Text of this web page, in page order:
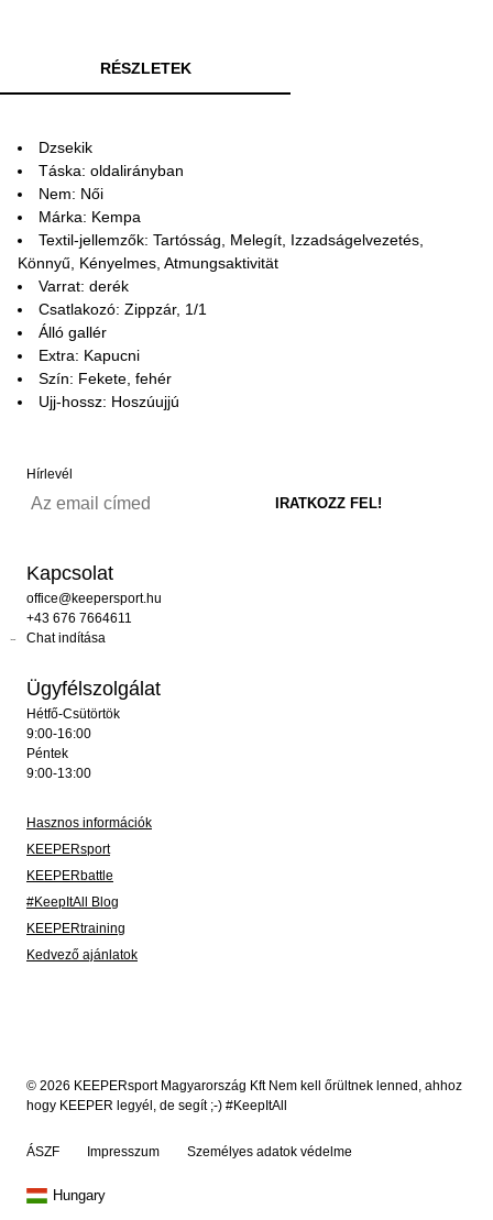
RÉSZLETEK
Dzsekik
Táska: oldalirányban
Nem: Női
Márka: Kempa
Textil-jellemzők: Tartósság, Melegít, Izzadságelvezetés,
Könnyű, Kényelmes, Atmungsaktivität
Varrat: derék
Csatlakozó: Zippzár, 1/1
Álló gallér
Extra: Kapucni
Szín: Fekete, fehér
Ujj-hossz: Hoszúujjú
Hírlevél
Kapcsolat
office@keepersport.hu
+43 676 7664611
Chat indítása
Ügyfélszolgálat
Hétfő-Csütörtök
9:00-16:00
Péntek
9:00-13:00
Hasznos információk
KEEPERsport
KEEPERbattle
#KeepItAll Blog
KEEPERtraining
Kedvező ajánlatok
© 2026 KEEPERsport Magyarország Kft Nem kell őrültnek lenned, ahhoz
hogy KEEPER legyél, de segít ;-) #KeepItAll
ÁSZF Impresszum Személyes adatok védelme
Hungary